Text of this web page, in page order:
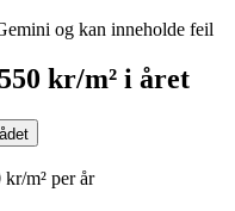
og kan inneholde feil
kr/m² i året
kr/m² per år